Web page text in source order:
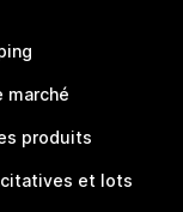
marché
produits
et lots